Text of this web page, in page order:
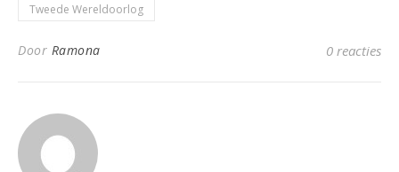
Tweede Wereldoorlog
Door Ramona 0 reacties